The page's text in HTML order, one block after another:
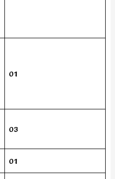
01
03
01